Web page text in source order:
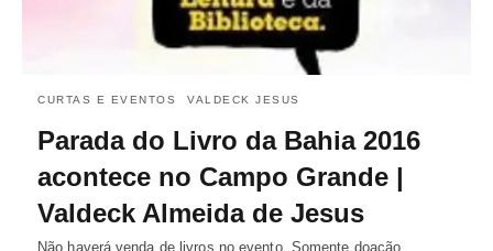
CURTAS E EVENTOS VALDECK JESUS
Parada do Livro da Bahia 2016
acontece no Campo Grande |
Valdeck Almeida de Jesus
Não haverá venda de livros no evento. Somente doação,